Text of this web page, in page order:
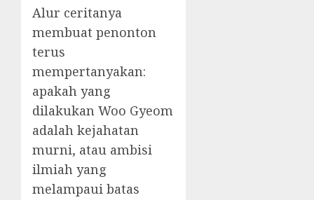
Alur ceritanya
membuat penonton
terus
mempertanyakan:
apakah yang
dilakukan Woo Gyeom
adalah kejahatan
murni, atau ambisi
ilmiah yang
melampaui batas